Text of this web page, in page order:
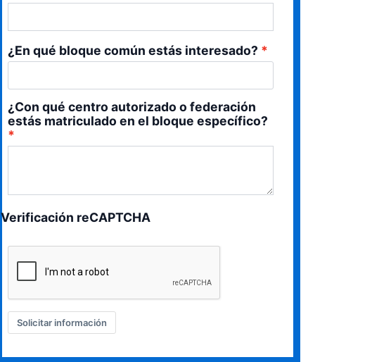
¿En qué bloque común estás interesado?
¿Con qué centro autorizado o federación
estás matriculado en el bloque específico?
Verificación reCAPTCHA
Solicitar información